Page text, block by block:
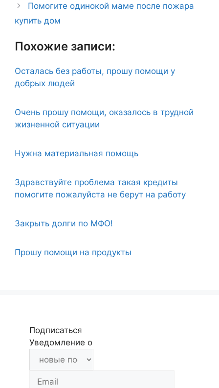
Помогите одинокой маме после пожара
купить дом
Похожие записи:
Осталась без работы, прошу помощи у
добрых людей
Очень прошу помощи, оказалось в трудной
жизненной ситуации
Нужна материальная помощь
Здравствуйте проблема такая кредиты
помогите пожалуйста не берут на работу
Закрыть долги по МФО!
Прошу помощи на продукты
Подписаться
Уведомление о